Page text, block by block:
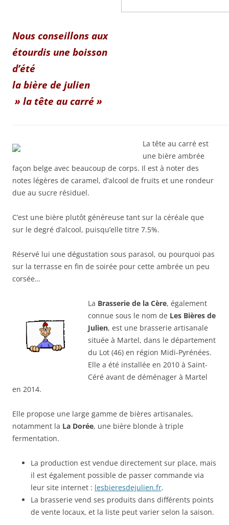
Nous conseillons aux
étourdis une boisson
d’été
la bière de julien
» la tête au carré »
La tête au carré est
une bière ambrée
façon belge avec beaucoup de corps. Il est à noter des
notes légères de caramel, d’alcool de fruits et une rondeur
due au sucre résiduel.
C’est une bière plutôt généreuse tant sur la céréale que
sur le degré d’alcool, puisqu’elle titre 7.5%.
Réservé lui une dégustation sous parasol, ou pourquoi pas
sur la terrasse en fin de soirée pour cette ambrée un peu
corsée…
La Brasserie de la Cère, également
connue sous le nom de Les Bières de
Julien, est une brasserie artisanale
située à Martel, dans le département
du Lot (46) en région Midi-Pyrénées.
Elle a été installée en 2010 à Saint-
Céré avant de déménager à Martel
en 2014.
Elle propose une large gamme de bières artisanales,
notamment la La Dorée, une bière blonde à triple
fermentation.
La production est vendue directement sur place, mais
il est également possible de passer commande via
leur site internet : lesbieresdejulien.fr.
La brasserie vend ses produits dans différents points
de vente locaux, et la liste peut varier selon la saison.